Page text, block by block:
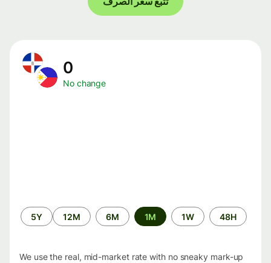
No change
الفترة
الزمنية
48H
1W
1M
6M
12M
5Y
We use the real, mid-market rate with no sneaky mark-up